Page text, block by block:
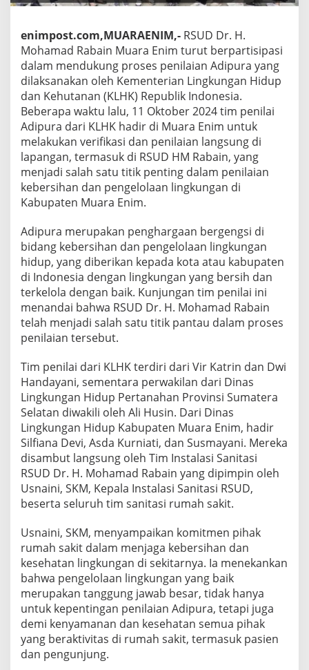
enimpost.com,MUARAENIM,- RSUD Dr. H.
Mohamad Rabain Muara Enim turut berpartisipasi
dalam mendukung proses penilaian Adipura yang
dilaksanakan oleh Kementerian Lingkungan Hidup
dan Kehutanan (KLHK) Republik Indonesia.
Beberapa waktu lalu, 11 Oktober 2024 tim penilai
Adipura dari KLHK hadir di Muara Enim untuk
melakukan verifikasi dan penilaian langsung di
lapangan, termasuk di RSUD HM Rabain, yang
menjadi salah satu titik penting dalam penilaian
kebersihan dan pengelolaan lingkungan di
Kabupaten Muara Enim.
Adipura merupakan penghargaan bergengsi di
bidang kebersihan dan pengelolaan lingkungan
hidup, yang diberikan kepada kota atau kabupaten
di Indonesia dengan lingkungan yang bersih dan
terkelola dengan baik. Kunjungan tim penilai ini
menandai bahwa RSUD Dr. H. Mohamad Rabain
telah menjadi salah satu titik pantau dalam proses
penilaian tersebut.
Tim penilai dari KLHK terdiri dari Vir Katrin dan Dwi
Handayani, sementara perwakilan dari Dinas
Lingkungan Hidup Pertanahan Provinsi Sumatera
Selatan diwakili oleh Ali Husin. Dari Dinas
Lingkungan Hidup Kabupaten Muara Enim, hadir
Silfiana Devi, Asda Kurniati, dan Susmayani. Mereka
disambut langsung oleh Tim Instalasi Sanitasi
RSUD Dr. H. Mohamad Rabain yang dipimpin oleh
Usnaini, SKM, Kepala Instalasi Sanitasi RSUD,
beserta seluruh tim sanitasi rumah sakit.
Usnaini, SKM, menyampaikan komitmen pihak
rumah sakit dalam menjaga kebersihan dan
kesehatan lingkungan di sekitarnya. Ia menekankan
bahwa pengelolaan lingkungan yang baik
merupakan tanggung jawab besar, tidak hanya
untuk kepentingan penilaian Adipura, tetapi juga
demi kenyamanan dan kesehatan semua pihak
yang beraktivitas di rumah sakit, termasuk pasien
dan pengunjung.